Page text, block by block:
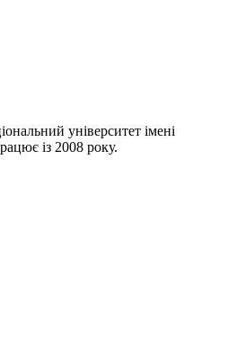
університет імені
із 2008 року.